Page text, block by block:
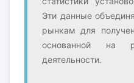
Эти данные
рынкам для
основанной на
деятельности.